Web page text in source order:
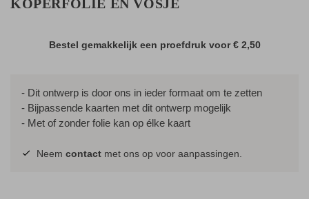
KOPERFOLIE EN VOSJE
Bestel gemakkelijk een proefdruk voor€ 2,50
- Dit ontwerp is door ons in ieder formaat om te zetten
- Bijpassende kaarten met dit ontwerp mogelijk
- Met of zonder folie kan op élke kaart
Neem contact met ons op voor aanpassingen.